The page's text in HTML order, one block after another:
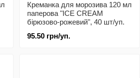
Креманка для морозива 120 мл
паперова "ICE CREAM
бірюзово-рожевий", 40 шт/уп.
95.50 грн/уп.